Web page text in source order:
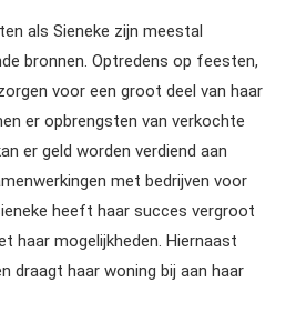
als Sieneke zijn meestal
bronnen. Optredens op feesten,
voor een groot deel van haar
er opbrengsten van verkochte
er geld worden verdiend aan
met bedrijven voor
heeft haar succes vergroot
haar mogelijkheden. Hiernaast
draagt haar woning bij aan haar